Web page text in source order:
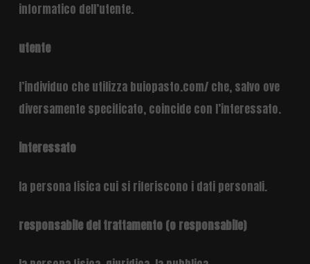
informatico dell’utente.
utente
l’individuo che utilizza buiopasto.com/ che, salvo ove
diversamente specificato, coincide con l’interessato.
interessato
la persona fisica cui si riferiscono i dati personali.
responsabile del trattamento (o responsabile)